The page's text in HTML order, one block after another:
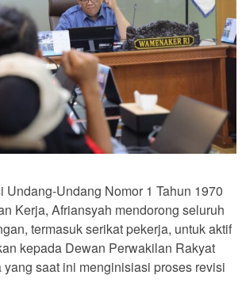
Undang-Undang Nomor 1 Tahun 1970
Kerja, Afriansyah mendorong seluruh
termasuk serikat pekerja, untuk aktif
kepada Dewan Perwakilan Rakyat
saat ini menginisiasi proses revisi